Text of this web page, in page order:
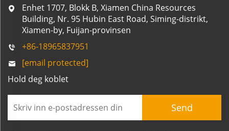
Enhet 1707, Blokk B, Xiamen China Resources
Building, Nr. 95 Hubin East Road, Siming-distrikt,
Xiamen-by, Fuijan-provinsen
+86-18965837951
[email protected]
Hold deg koblet
Send